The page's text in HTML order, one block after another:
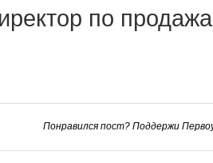
по
Понравился пост? Поддержи